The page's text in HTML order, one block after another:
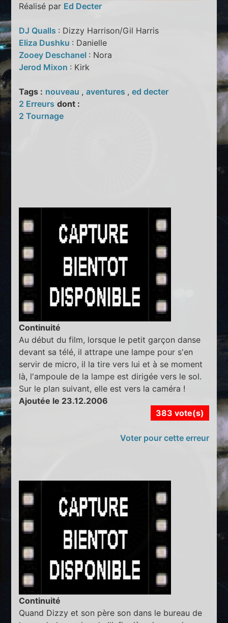
Réalisé par Ed Decter
DJ Qualls : Dizzy Harrison/Gil Harris
Eliza Dushku : Danielle
Zooey Deschanel : Nora
Jerod Mixon : Kirk
Tags : nouveau ,aventures ,ed decter
2 Erreurs dont :
2 Tournage
Continuité
Au début du film, lorsque le petit garçon danse
devant sa télé, il attrape une lampe pour s'en
servir de micro, il la tire vers lui et à se moment
là, l'ampoule de la lampe est dirigée vers le sol.
Sur le plan suivant, elle est vers la caméra !
Ajoutée le 23.12.2006
383 vote(s)
Voter pour cette erreur
Continuité
Quand Dizzy et son père son dans le bureau de